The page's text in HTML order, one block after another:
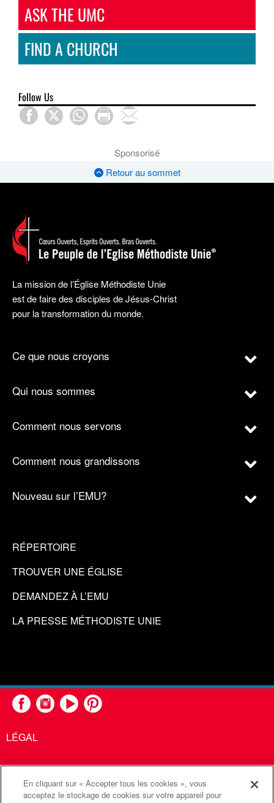
ASK THE UMC
FIND A CHURCH
Follow Us
Sponsorisé
Retour au sommet
La mission de l’Église Méthodiste Unie
est de faire des disciples de Jésus-Christ
pour la transformation du monde.
Ce que nous croyons
Qui nous sommes
Comment nous servons
Comment nous grandissons
Nouveau sur l’EMU?
RÉPERTOIRE
TROUVER UNE ÉGLISE
DEMANDEZ À L’EMU
LA PRESSE MÉTHODISTE UNIE
LÉGAL
United Methodist Communications est une agence de l'Église
En cliquant sur « Accepter tous les cookies », vous
acceptez le stockage de cookies sur votre appareil pour